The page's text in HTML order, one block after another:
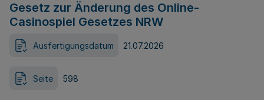
Gesetz zur Änderung des Online-
Casinospiel Gesetzes NRW
Ausfertigungsdatum 21.07.2026
Seite 598